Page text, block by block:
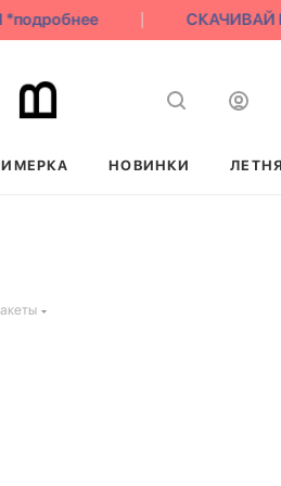
СКАЧИВАЙ
НОВИНКИ